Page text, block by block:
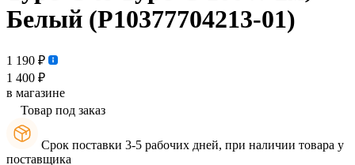
Белый (P10377704213-01)
1 190 ₽
1 400 ₽
в магазине
Товар под заказ
Срок поставки 3-5 рабочих дней, при наличии товара у
поставщика